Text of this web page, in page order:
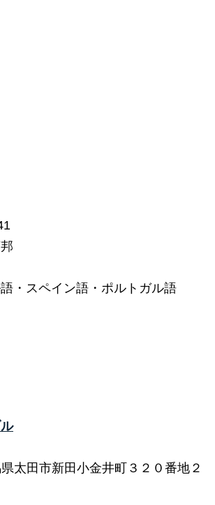
・スペイン語・ポルトガル語
太田市新田小金井町３２０番地２